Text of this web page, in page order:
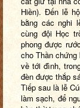
Hiền). Đến lễ
bằng các nghi
cùng đội Học
phong được
cho Thần
về tới đình,
đèn được thắp
Tiếp sau là lễ
làm sạch, để